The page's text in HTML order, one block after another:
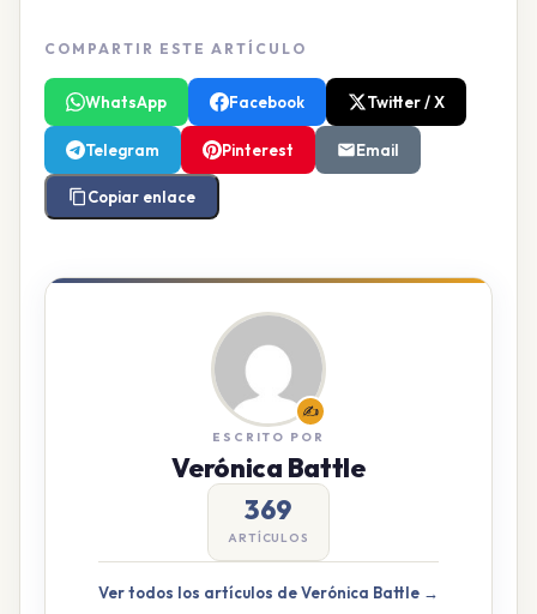
COMPARTIR ESTE ARTÍCULO
WhatsApp Facebook Twitter / X
Telegram Pinterest Email
Copiar enlace
✍️
ESCRITO POR
Verónica Battle
369
ARTÍCULOS
Ver todos los artículos de Verónica Battle →